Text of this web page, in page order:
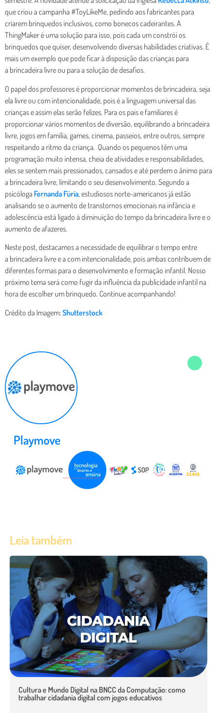
que criou a campanha #ToyLikeMe, pedindo aos fabricantes para
criarem brinquedos inclusivos, como bonecos cadeirantes. A
ThingMaker é uma solução para isso, pois cada um constrói os
brinquedos que quiser, desenvolvendo diversas habilidades criativas. É
mais um exemplo que pode ficar à disposição das crianças para
a brincadeira livre ou para a solução de desafios.
O papel dos professores é proporcionar momentos de brincadeira, seja
ela livre ou com intencionalidade, pois é a linguagem universal das
crianças e assim elas serão felizes. Para os pais e familiares é
proporcionar vários momentos de diversão, equilibrando a brincadeira
livre, jogos em família, games, cinema, passeios, entre outros, sempre
respeitando a ritmo da criança. Quando os pequenos têm uma
programação muito intensa, cheia de atividades e responsabilidades,
eles se sentem mais pressionados, cansados e até perdem o ânimo para
a brincadeira livre, limitando o seu desenvolvimento. Segundo a
psicóloga Fernanda Fúria, estudiosos norte-americanos já estão
analisando se o aumento de transtornos emocionais na infância e
adolescência está ligado à diminuição do tempo da brincadeira livre e o
aumento de afazeres.
Neste post, destacamos a necessidade de equilibrar o tempo entre
a brincadeira livre e a com intencionalidade, pois ambas contribuem de
diferentes formas para o desenvolvimento e formação infantil. Nosso
próximo tema será como fugir da influência da publicidade infantil na
hora de escolher um brinquedo. Continue acompanhando!
Crédito da Imagem:Shutterstock
Playmove
Leia também
Cultura e Mundo Digital na BNCC da Computação: como
trabalhar cidadania digital com jogos educativos